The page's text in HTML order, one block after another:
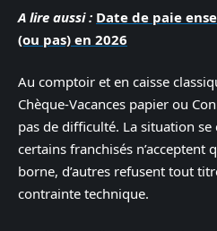
A lire aussi : Date de paie
(ou pas) en 2026
Au comptoir et en caisse
Chèque-Vacances papier ou
pas de difficulté. La situation
certains franchisés n’acceptent
borne, d’autres refusent tout
contrainte technique.